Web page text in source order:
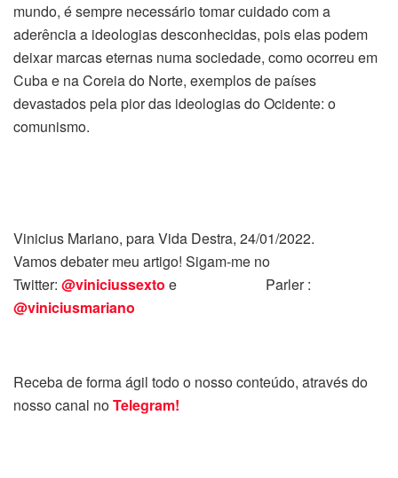
mundo, é sempre necessário tomar cuidado com a
aderência a ideologias desconhecidas, pois elas podem
deixar marcas eternas numa sociedade, como ocorreu em
Cuba e na Coreia do Norte, exemplos de países
devastados pela pior das ideologias do Ocidente: o
comunismo.
Vinicius Mariano, para Vida Destra, 24/01/2022.
Vamos debater meu artigo! Sigam-me no
Twitter: @viniciussexto e Parler :
@viniciusmariano
Receba de forma ágil todo o nosso conteúdo, através do
nosso canal noTelegram!